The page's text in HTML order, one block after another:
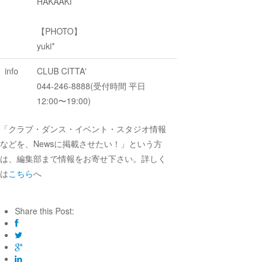
【PHOTO】
yuki*
info
CLUB CITTA'
044-246-8888(受付時間 平日
12:00〜19:00)
「クラブ・ダンス・イベント・スタジオ情報
などを、Newsに掲載させたい！」という方
は、編集部まで情報をお寄せ下さい。詳しく
はこちらへ
Share this Post: